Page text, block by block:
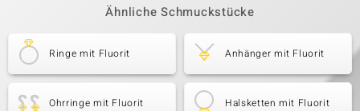
Ähnliche Schmuckstücke
Ringe mit Fluorit Anhänger mit Fluorit
Ohrringe mit Fluorit Halsketten mit Fluorit